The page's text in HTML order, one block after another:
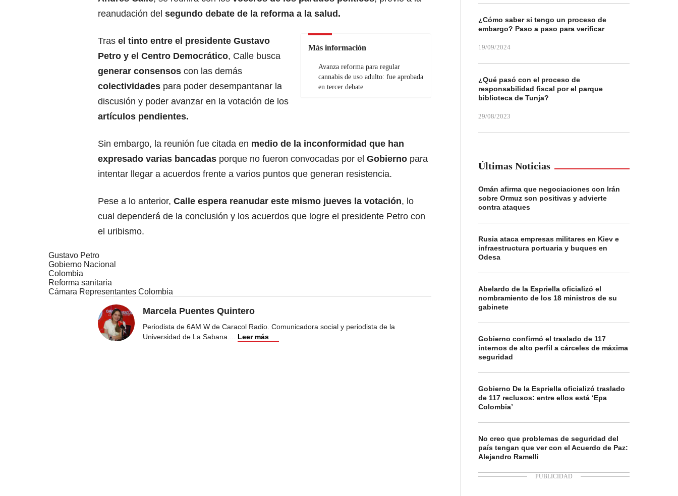
reanudación del segundo debate de la reforma a la salud.
Más información
Avanza reforma para regular
cannabis de uso adulto: fue aprobada
en tercer debate
Tras el tinto entre el presidente Gustavo
Petro y el Centro Democrático, Calle busca
generar consensos con las demás
colectividades para poder desempantanar la
discusión y poder avanzar en la votación de los
artículos pendientes.
Sin embargo, la reunión fue citada en medio de la inconformidad que han
expresado varias bancadas porque no fueron convocadas por el Gobierno para
intentar llegar a acuerdos frente a varios puntos que generan resistencia.
Pese a lo anterior, Calle espera reanudar este mismo jueves la votación, lo
cual dependerá de la conclusión y los acuerdos que logre el presidente Petro con
el uribismo.
Gustavo Petro
Gobierno Nacional
Colombia
Reforma sanitaria
Cámara Representantes Colombia
Marcela Puentes Quintero
Periodista de 6AM W de Caracol Radio. Comunicadora social y periodista de la
Universidad de La Sabana.... Leer más
¿Cómo saber si tengo un proceso de
embargo? Paso a paso para verificar
19/09/2024
¿Qué pasó con el proceso de
responsabilidad fiscal por el parque
biblioteca de Tunja?
29/08/2023
Últimas Noticias
Omán afirma que negociaciones con Irán
sobre Ormuz son positivas y advierte
contra ataques
Rusia ataca empresas militares en Kiev e
infraestructura portuaria y buques en
Odesa
Abelardo de la Espriella oficializó el
nombramiento de los 18 ministros de su
gabinete
Gobierno confirmó el traslado de 117
internos de alto perfil a cárceles de máxima
seguridad
Gobierno De la Espriella oficializó traslado
de 117 reclusos: entre ellos está ‘Epa
Colombia’
No creo que problemas de seguridad del
país tengan que ver con el Acuerdo de Paz:
Alejandro Ramelli